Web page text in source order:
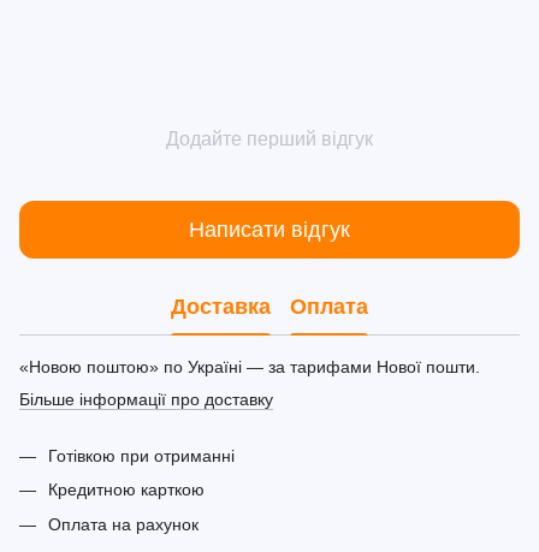
Додайте перший відгук
Написати відгук
Доставка Оплата
«Новою поштою» по Україні — за тарифами Нової пошти.
Більше інформації про доставку
Готівкою при отриманні
Кредитною карткою
Оплата на рахунок